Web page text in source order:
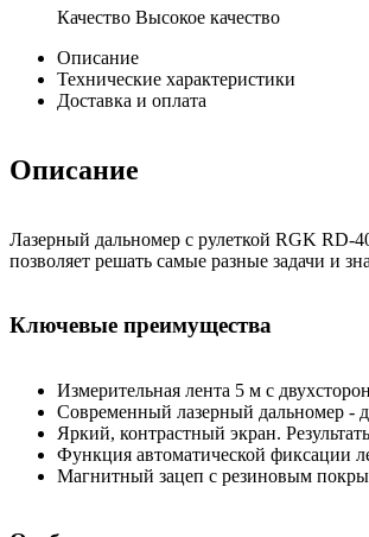
Качество Высокое качество
Описание
Технические характеристики
Доставка и оплата
Описание
Лазерный дальномер с рулеткой RGK RD-
позволяет решать самые разные задачи и
Ключевые преимущества
Измерительная лента 5 м с
Современный лазерный дальномер -
Яркий, контрастный экран.
Функция автоматической фиксации
Магнитный зацеп с резиновым